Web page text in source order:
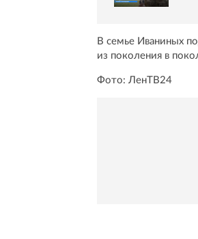
В семье Иваниных
из поколения в
Фото: ЛенТВ24